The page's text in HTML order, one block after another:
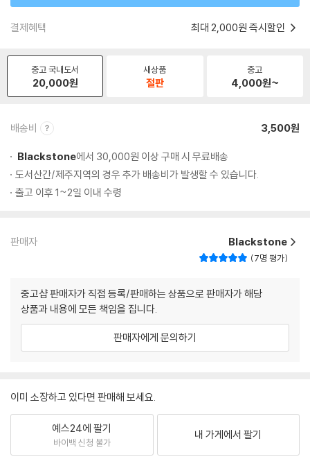
결제혜택 최대 2,000원 즉시할인
중고 국내도서
20,000원
새상품
절판
중고
4,000원~
배송비 3,500원
Blackstone에서 30,000원 이상 구매 시 무료배송
도서산간/제주지역의 경우 추가 배송비가 발생할 수 있습니다.
출고 이후 1~2일 이내 수령
판매자 Blackstone
7명 평가
중고샵 판매자가 직접 등록/판매하는 상품으로 판매자가 해당
상품과 내용에 모든 책임을 집니다.
판매자에게 문의하기
이미 소장하고 있다면 판매해 보세요.
예스24에 팔기
바이백 신청 불가
내 가게에서 팔기